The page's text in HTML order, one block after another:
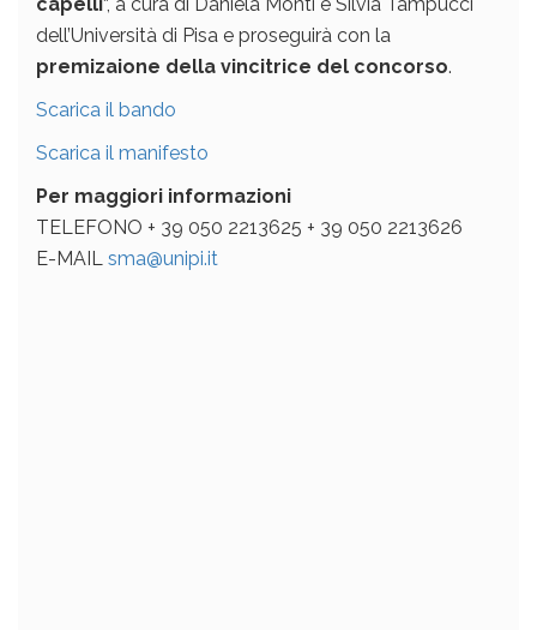
dell’Università di Pisa e proseguirà con la
premizaione della vincitrice del concorso.
Scarica il bando
Scarica il manifesto
Per maggiori informazioni
TELEFONO + 39 050 2213625 + 39 050 2213626
E-MAIL sma@unipi.it